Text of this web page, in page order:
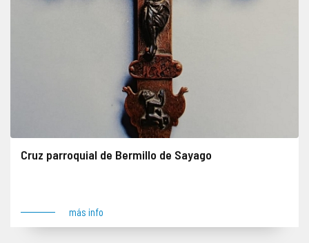
Cruz parroquial de Bermillo de Sayago
más info